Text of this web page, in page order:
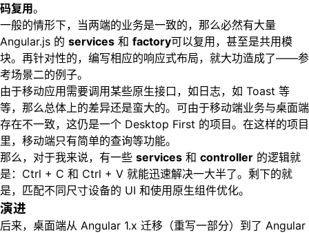
码复用。
一般的情形下，当两端的业务是一致的，那么必然有大量
Angular.js 的 services 和 factory可以复用，甚至是共用模
块。再针对性的，编写相应的响应式布局，就大功造成了——参
考场景二的例子。
由于移动应用需要调用某些原生接口，如日志，如 Toast 等
等，那么总体上的差异还是蛮大的。可由于移动端业务与桌面端
存在不一致，这仍是一个 Desktop First 的项目。在这样的项目
里，移动端只有简单的查询等功能。
那么，对于我来说，有一些 services 和 controller 的逻辑就
是：Ctrl + C 和 Ctrl + V 就能迅速解决一大半了。剩下的就
是，匹配不同尺寸设备的 UI 和使用原生组件优化。
演进
后来，桌面端从 Angular 1.x 迁移（重写一部分）到了 Angular